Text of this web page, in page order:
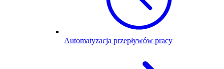
Automatyzacja przepływów pracy